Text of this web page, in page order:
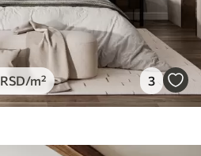
RSD/m² 3